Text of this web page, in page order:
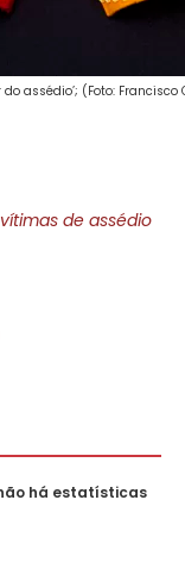
assédio’; (Foto:
de assédio
há estatísticas